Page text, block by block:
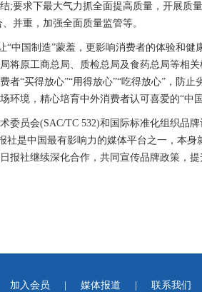
;要求下最大气力抓全面提高质量，开展质
并重，加强全面质量监管等。
国制造”蒙羞，更影响消费者的体验和健
将原工商总局、质检总局及食药总局等相
“买得放心”“用得放心”“吃得放心”，防止
境，精心培育中外消费者认可喜爱的“中国
员会(SAC/TC 532)和国际标准化组织品牌
是中国最有影响力的媒体平台之一，本身
报社继续深化合作，共同宣传品牌政策，
加入会员 媒体报道 联系我们